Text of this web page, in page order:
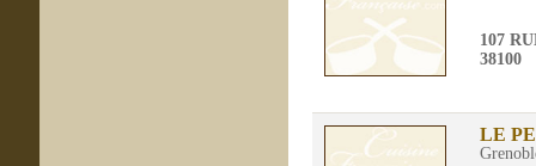
107
38100
LE